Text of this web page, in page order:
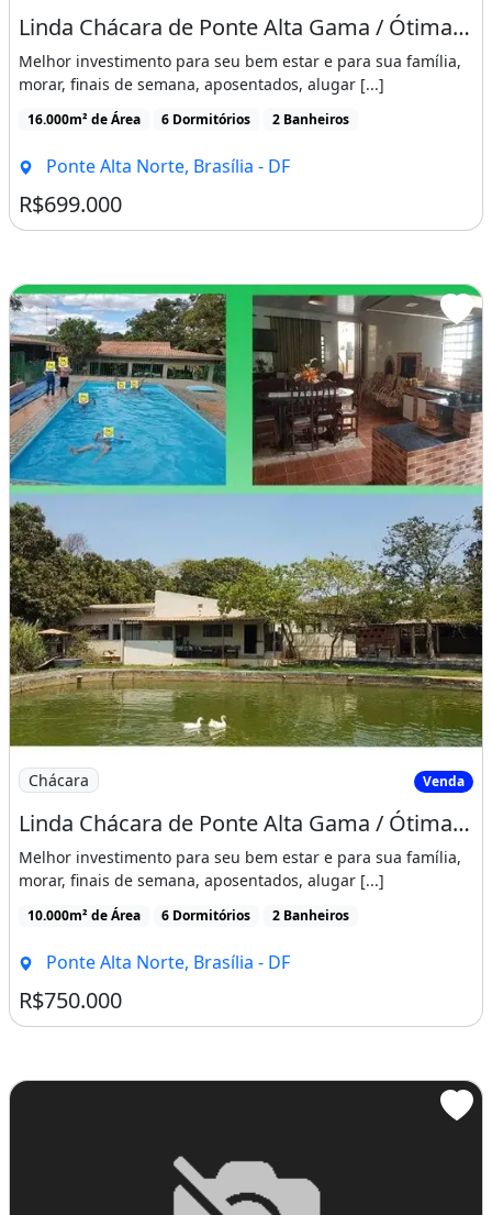
Valor: R$750.000,00 (Setecentos e Cinquenta
mil Reais).
Condições para negócio; Cliente exige no
mínimo 300 mil em dinheiro como parte do
pagamento.
Analisamos sua Proposta.
Contato: Alex Rocha (61) whatsapp Consultor
Imobiliário
Churrasqueira Piscina
Varanda
Área de serviço
Linda Chácara de Ponte Alta Gama / Ótima Localização!
Melhor investimento para seu bem estar e para sua família,
morar, finais de semana, aposentados, alugar [...]
16.000m² de Área 6 Dormitórios 2 Banheiros
Ponte Alta Norte, Brasília - DF
R$699.000
Imagem: Linda Chácara de Ponte Alta Gama / Ótima
Chácara Venda
Linda Chácara de Ponte Alta Gama / Ótima Localização!
Melhor investimento para seu bem estar e para sua família,
morar, finais de semana, aposentados, alugar [...]
10.000m² de Área 6 Dormitórios 2 Banheiros
Ponte Alta Norte, Brasília - DF
R$750.000